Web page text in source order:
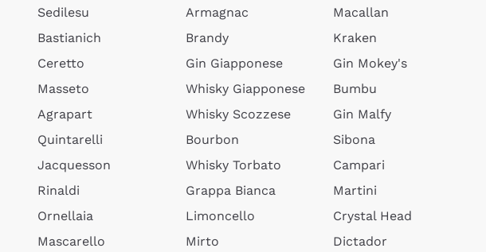
Sedilesu
Bastianich
Ceretto
Masseto
Agrapart
Quintarelli
Jacquesson
Rinaldi
Ornellaia
Mascarello
Armagnac
Brandy
Gin Giapponese
Whisky Giapponese
Whisky Scozzese
Bourbon
Whisky Torbato
Grappa Bianca
Limoncello
Mirto
Macallan
Kraken
Gin Mokey's
Bumbu
Gin Malfy
Sibona
Campari
Martini
Crystal Head
Dictador